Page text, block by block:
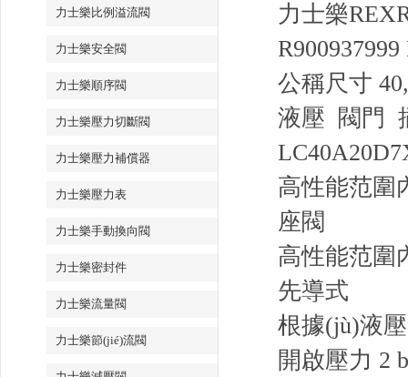
力士樂比例溢流閥
力士樂安全閥
力士樂順序閥
力士樂壓力切斷閥
力士樂壓力補償器
力士樂壓力表
力士樂手動換向閥
力士樂密封件
力士樂流量閥
力士樂節(jié)流閥
力士樂
公稱尺寸
液壓 閥門
高性能范圍
座閥
高性能范圍
先導式
根據(jù)液
開啟壓力 2